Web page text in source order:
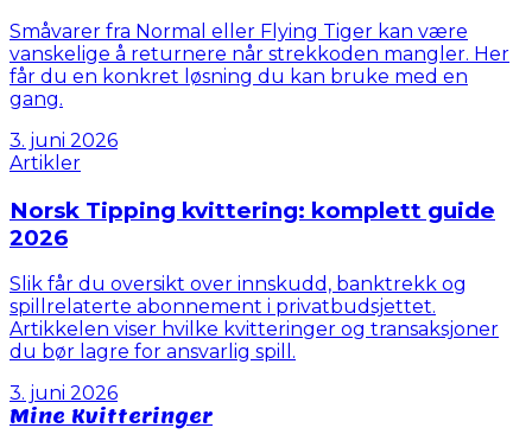
Småvarer fra Normal eller Flying Tiger kan være
vanskelige å returnere når strekkoden mangler. Her
får du en konkret løsning du kan bruke med en
gang.
3. juni 2026
Artikler
Norsk Tipping kvittering: komplett guide
2026
Slik får du oversikt over innskudd, banktrekk og
spillrelaterte abonnement i privatbudsjettet.
Artikkelen viser hvilke kvitteringer og transaksjoner
du bør lagre for ansvarlig spill.
3. juni 2026
Mine Kvitteringer